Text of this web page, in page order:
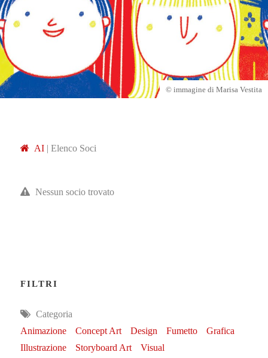
© immagine di Marisa Vestita
AI | Elenco Soci
Nessun socio trovato
FILTRI
Categoria
Animazione
Concept Art Design Fumetto
Grafica
Illustrazione
Storyboard Art
Visual